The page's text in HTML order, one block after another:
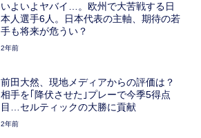
いよいよヤバイ…。欧州で大苦戦する日
本人選手6人。日本代表の主軸、期待の若
手も将来が危うい？
2年前
前田大然、現地メディアからの評価は？
相手を｢降伏させた｣プレーで今季5得点
目…セルティックの大勝に貢献
2年前